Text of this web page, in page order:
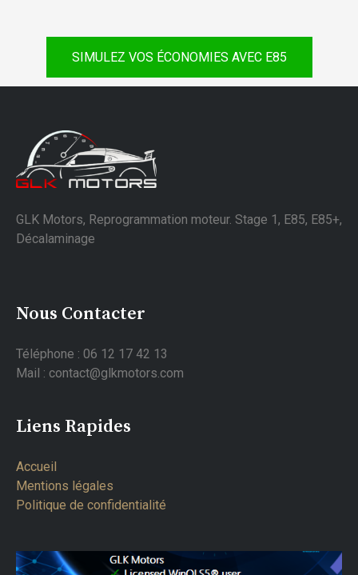
SIMULEZ VOS ÉCONOMIES AVEC E85
GLK Motors, Reprogrammation moteur. Stage 1, E85, E85+,
Décalaminage
Nous Contacter
Téléphone : 06 12 17 42 13
Mail : contact@glkmotors.com
Liens Rapides
Accueil
Mentions légales
Politique de confidentialité